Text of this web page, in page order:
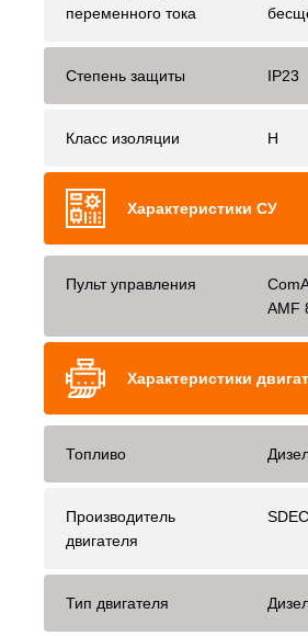
переменного тока
Степень защиты IP23
Класс изоляции H
Характеристики СУ
Пульт управления
AMF
Характеристики
Топливо
Производитель
двигателя
SDEC
Тип двигателя